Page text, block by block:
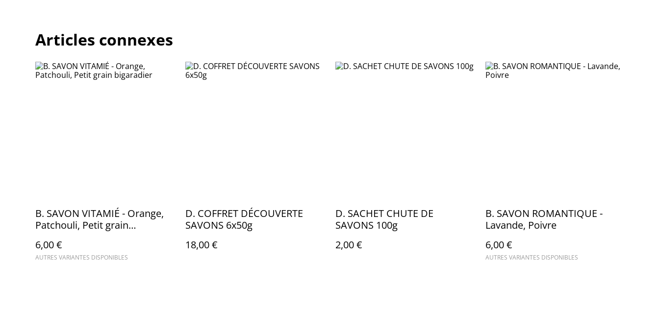
Articles connexes
B. SAVON VITAMIÉ - Orange,
Patchouli, Petit grain
6,00 €
AUTRES VARIANTES DISPONIBLES
D. COFFRET DÉCOUVERTE
SAVONS 6x50g
18,00 €
D. SACHET CHUTE DE
SAVONS 100g
2,00 €
B. SAVON ROMANTIQUE -
Lavande, Poivre
6,00 €
AUTRES VARIANTES DISPONIBLES